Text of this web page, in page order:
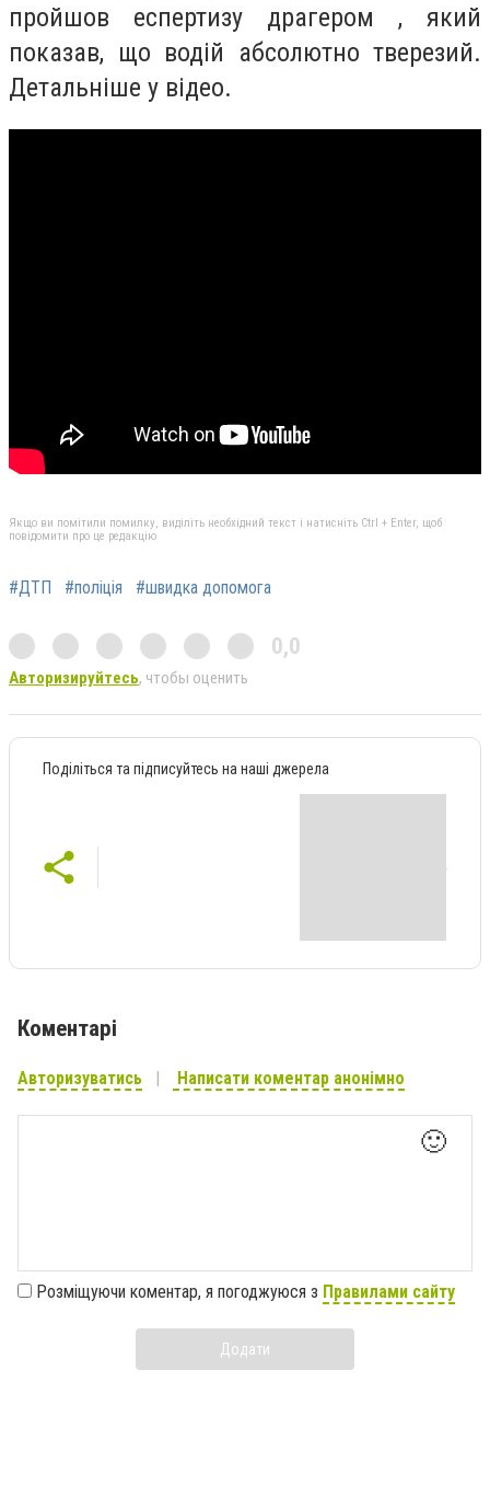
пройшов еспертизу драгером , який
показав, що водій абсолютно тверезий.
Детальніше у відео.
Якщо ви помітили помилку, виділіть необхідний текст і натисніть Ctrl + Enter, щоб
повідомити про це редакцію
#ДТП #поліція #швидка допомога
0,0
Авторизируйтесь, чтобы оценить
Поділіться та підписуйтесь на наші джерела
Коментарі
Авторизуватись Написати коментар анонімно
🙂
Розміщуючи коментар, я погоджуюся з Правилами сайту
Додати